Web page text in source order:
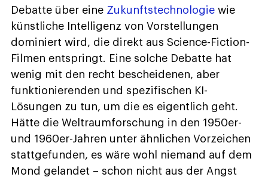
Debatte über eine Zukunftstechnologie wie
künstliche Intelligenz von Vorstellungen
dominiert wird, die direkt aus Science-Fiction-
Filmen entspringt. Eine solche Debatte hat
wenig mit den recht bescheidenen, aber
funktionierenden und spezifischen KI-
Lösungen zu tun, um die es eigentlich geht.
Hätte die Weltraumforschung in den 1950er-
und 1960er-Jahren unter ähnlichen Vorzeichen
stattgefunden, es wäre wohl niemand auf dem
Mond gelandet – schon nicht aus der Angst